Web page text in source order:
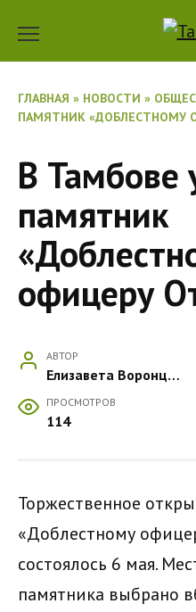
содержанию
ГЛАВНАЯ » НОВОСТИ »
ПАМЯТНИК «ДОБЛЕСТНОМУ
В Тамбове
памятник
офицеру
АВТОР
Елизавета Воронцова
ПРОСМОТРОВ
114
Торжественное
«Доблестному
состоялось 6 мая.
памятника выбрано